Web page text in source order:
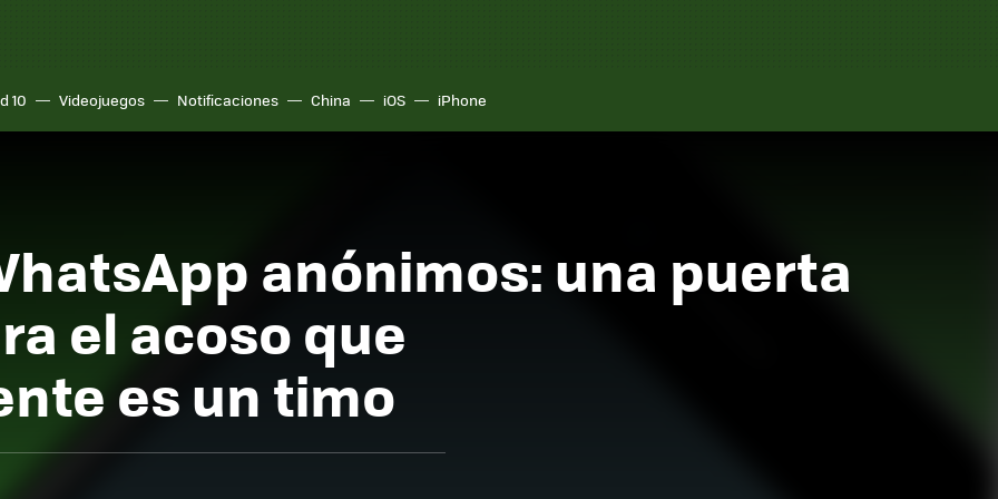
10 Videojuegos Notificaciones China iOS iPhone
anónimos: una puerta
el acoso que
es un timo